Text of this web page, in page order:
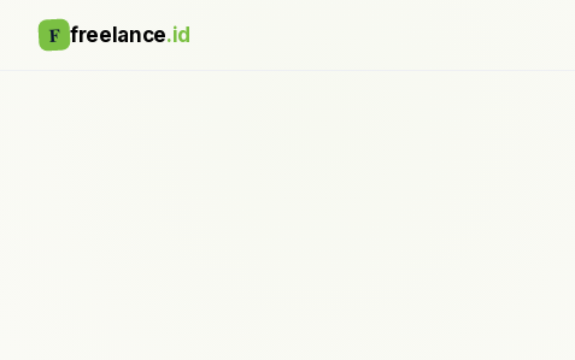
F freelance.id